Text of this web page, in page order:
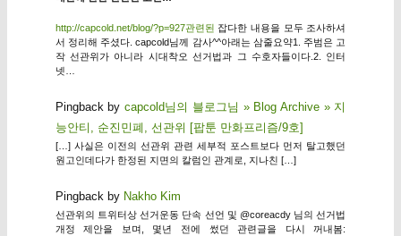
http://capcold.net/blog/?p=927관련된 잡다한 내용을 모두 조사하셔
서 정리해 주셨다. capcold님께 감사^^아래는 삼줄요약1. 주범은 고
작 선관위가 아니라 시대착오 선거법과 그 수호자들이다.2. 인터
넷…
Pingback bycapcold님의 블로그님 » Blog Archive » 지
능안티, 순진민폐, 선관위 [팝툰 만화프리즘/9호]
[…] 사실은 이전의 선관위 관련 세부적 포스트보다 먼저 탈고했던
원고인데다가 한정된 지면의 칼럼인 관계로, 지나친 […]
Pingback by Nakho Kim
선관위의 트위터상 선거운동 단속 선언 및 @coreacdy 님의 선거법
개정 제안을 보며, 몇년 전에 썼던 관련글을 다시 꺼내봄: